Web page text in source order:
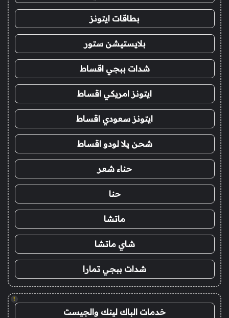
بطاقات ايتونز
بلايستيشن ستور
شدات ببجي اقساط
ايتونز امريكي اقساط
ايتونز سعودي اقساط
شحن يلا لودو اقساط
حناء شعر
حنا
ماتشا
شاي ماتشا
شدات ببجي تمارا
!
خدمات الباك لينك والجيست